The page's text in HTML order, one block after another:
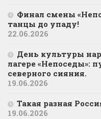
Финал смены
танцы до упаду!
22.06.2026
День культуры
лагере «Непоседы»:
северного сияния.
19.06.2026
Такая разная
19.06.2026